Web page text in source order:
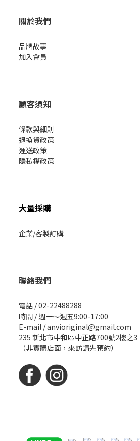
關於我們
品牌故事
加入會員
顧客須知
條款與細則
退換貨政策
運送政策
隱私權政策
大量採購
企業/客製訂購
聯絡我們
電話 / 02-22488288
時間 / 週一～週五9:00-17:00
E-mail / anvioriginal@gmail.com
235 新北市中和區中正路700號2樓之3
（非實體店面，來訪請先預約）